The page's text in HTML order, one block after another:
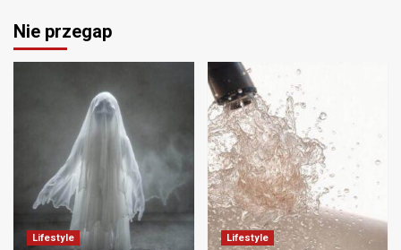
Nie przegap
Lifestyle Lifestyle